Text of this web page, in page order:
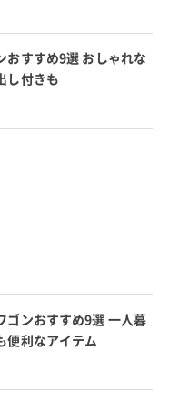
おすすめ9選 おしゃれな
し付きも
ゴンおすすめ9選 一人暮
便利なアイテム